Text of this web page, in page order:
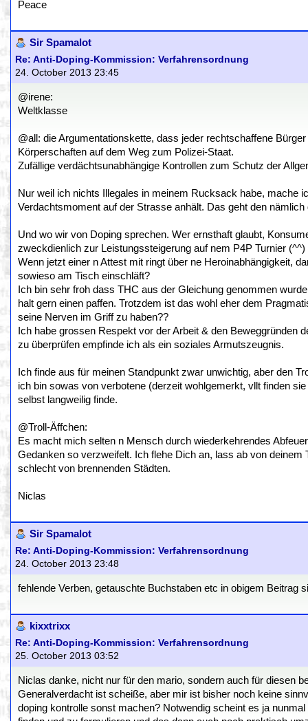
Peace
Sir Spamalot
Re: Anti-Doping-Kommission: Verfahrensordnung
24. October 2013 23:45
@irene:
Weltklasse
@all: die Argumentationskette, dass jeder rechtschaffene
Körperschaften auf dem Weg zum Polizei-Staat.
Zufällige verdächtsunabhängige Kontrollen zum Schutz der
Nur weil ich nichts Illegales in meinem Rucksack habe, mache
Verdachtsmoment auf der Strasse anhält. Das geht den
Und wo wir von Doping sprechen. Wer ernsthaft glaubt,
zweckdienlich zur Leistungssteigerung auf nem P4P Turnier
Wenn jetzt einer n Attest mit ringt über ne Heroinabhängigkeit,
sowieso am Tisch einschläft?
Ich bin sehr froh dass THC aus der Gleichung genommen
halt gern einen paffen. Trotzdem ist das wohl eher dem
seine Nerven im Griff zu haben??
Ich habe grossen Respekt vor der Arbeit & den Beweggründen
zu überprüfen empfinde ich als ein soziales Armutszeugnis.
Ich finde aus für meinen Standpunkt zwar unwichtig, aber den
ich bin sowas von verbotene (derzeit wohlgemerkt, vllt finden
selbst langweilig finde.
@Troll-Äffchen:
Es macht mich selten n Mensch durch wiederkehrendes
Gedanken so verzweifelt. Ich flehe Dich an, lass ab von
schlecht von brennenden Städten.
Niclas
Sir Spamalot
Re: Anti-Doping-Kommission: Verfahrensordnung
24. October 2013 23:48
fehlende Verben, getauschte Buchstaben etc in obigem Beitrag
kixxtrixx
Re: Anti-Doping-Kommission: Verfahrensordnung
25. October 2013 03:52
Niclas danke, nicht nur für den mario, sondern auch für diesen
Generalverdacht ist scheiße, aber mir ist bisher noch keine
doping kontrolle sonst machen? Notwendig scheint es ja